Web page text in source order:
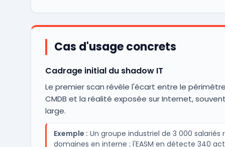
Cas d'usage concrets
Cadrage initial du shadow IT
Le premier scan révèle l'écart entre le
CMDB et la réalité exposée sur Internet,
large.
Exemple : Un groupe industriel de 3 000 salariés
domaines en interne ; l'EASM en détecte 340